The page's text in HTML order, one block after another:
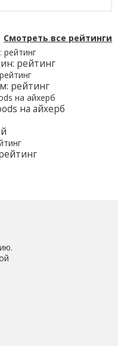
Смотреть все рейтинги
рейтинг
рейтинг
на айхерб